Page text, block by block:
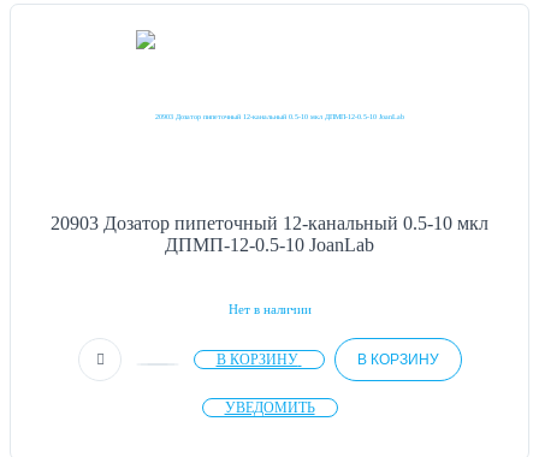
20903 Дозатор пипеточный 12-канальный 0.5-10 мкл
ДПМП-12-0.5-10 JoanLab
Нет в наличии
В КОРЗИНУ В КОРЗИНУ
УВЕДОМИТЬ